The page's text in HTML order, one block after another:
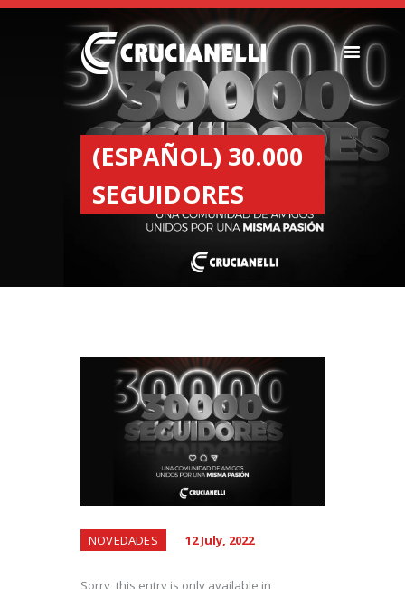
(ESPAÑOL) 30.000
SEGUIDORES
SEEDERS
FERTILIZER
SPREADERS
ABOUT US
DEALERSHIPS
NOVEDADES 12 July, 2022
Sorry, this entry is only available in